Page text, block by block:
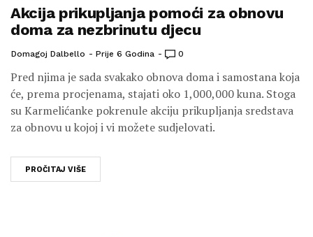
Akcija prikupljanja pomoći za obnovu
doma za nezbrinutu djecu
Domagoj Dalbello Prije 6 Godina 0
Pred njima je sada svakako obnova doma i samostana koja
će, prema procjenama, stajati oko 1,000,000 kuna. Stoga
su Karmelićanke pokrenule akciju prikupljanja sredstava
za obnovu u kojoj i vi možete sudjelovati.
PROČITAJ VIŠE